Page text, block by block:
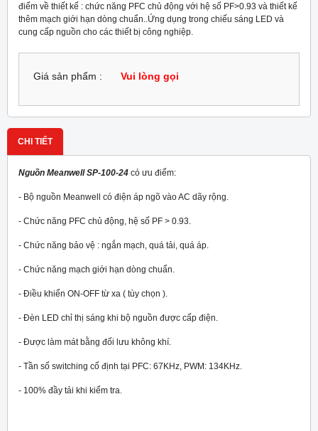
điểm về thiết kế : chức năng PFC chủ động với hệ số PF>0.93 và thiết kế
thêm mạch giới hạn dòng chuẩn..Ứng dụng trong chiếu sáng LED và
cung cấp nguồn cho các thiết bị công nghiệp.
Giá sản phẩm : Vui lòng gọi
CHI TIẾT
Nguồn Meanwell SP-100-24 có ưu điểm:
- Bộ nguồn Meanwell có điện áp ngõ vào AC dãy rộng.
- Chức năng PFC chủ động, hệ số PF > 0.93.
- Chức năng bảo vệ : ngắn mạch, quá tải, quá áp.
- Chức năng mạch giới hạn dòng chuẩn.
- Điều khiển ON-OFF từ xa ( tùy chọn ).
- Đèn LED chỉ thị sáng khi bộ nguồn được cấp điện.
- Được làm mát bằng đối lưu không khí.
- Tần số switching cố định tại PFC: 67KHz, PWM: 134KHz.
- 100% đầy tải khi kiểm tra.